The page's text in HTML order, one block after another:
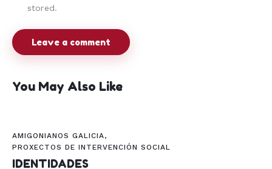
stored.
You May Also Like
AMIGONIANOS GALICIA,
PROXECTOS DE INTERVENCIÓN SOCIAL
IDENTIDADES